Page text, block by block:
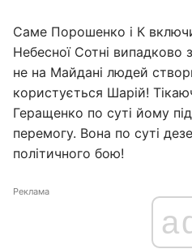
Саме Порошенко і К
Небесної Сотні випадково
не на Майдані людей
користується Шарій!
Геращенко по суті йому
перемогу. Вона по суті
політичного бою!
Реклама